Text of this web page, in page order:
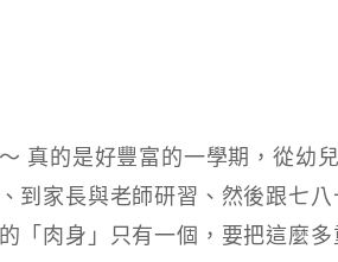
真的是好豐富的一學期，從幼
到家長與老師研習、然後跟七
「肉身」只有一個，要把這麼